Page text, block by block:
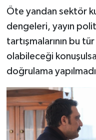
Öte yandan sektör
dengeleri, yayın
tartışmalarının bu
olabileceği
doğrulama